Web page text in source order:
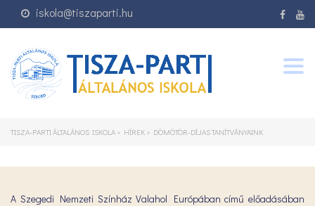
iskola@tiszaparti.hu
TISZA-PARTI ÁLTALÁNOS ISKOLA > HÍREK > DÖMÖTÖR-DÍJAS TANÍTVÁNYAINK
A Szegedi Nemzeti Színház Valahol Európában című előadásában